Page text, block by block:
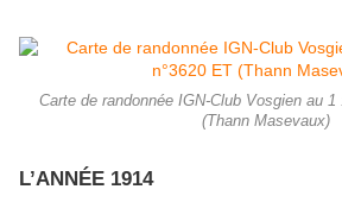
Carte de randonnée IGN-Club Vosgien au 1
(Thann Masevaux)
L’ANNÉE 1914